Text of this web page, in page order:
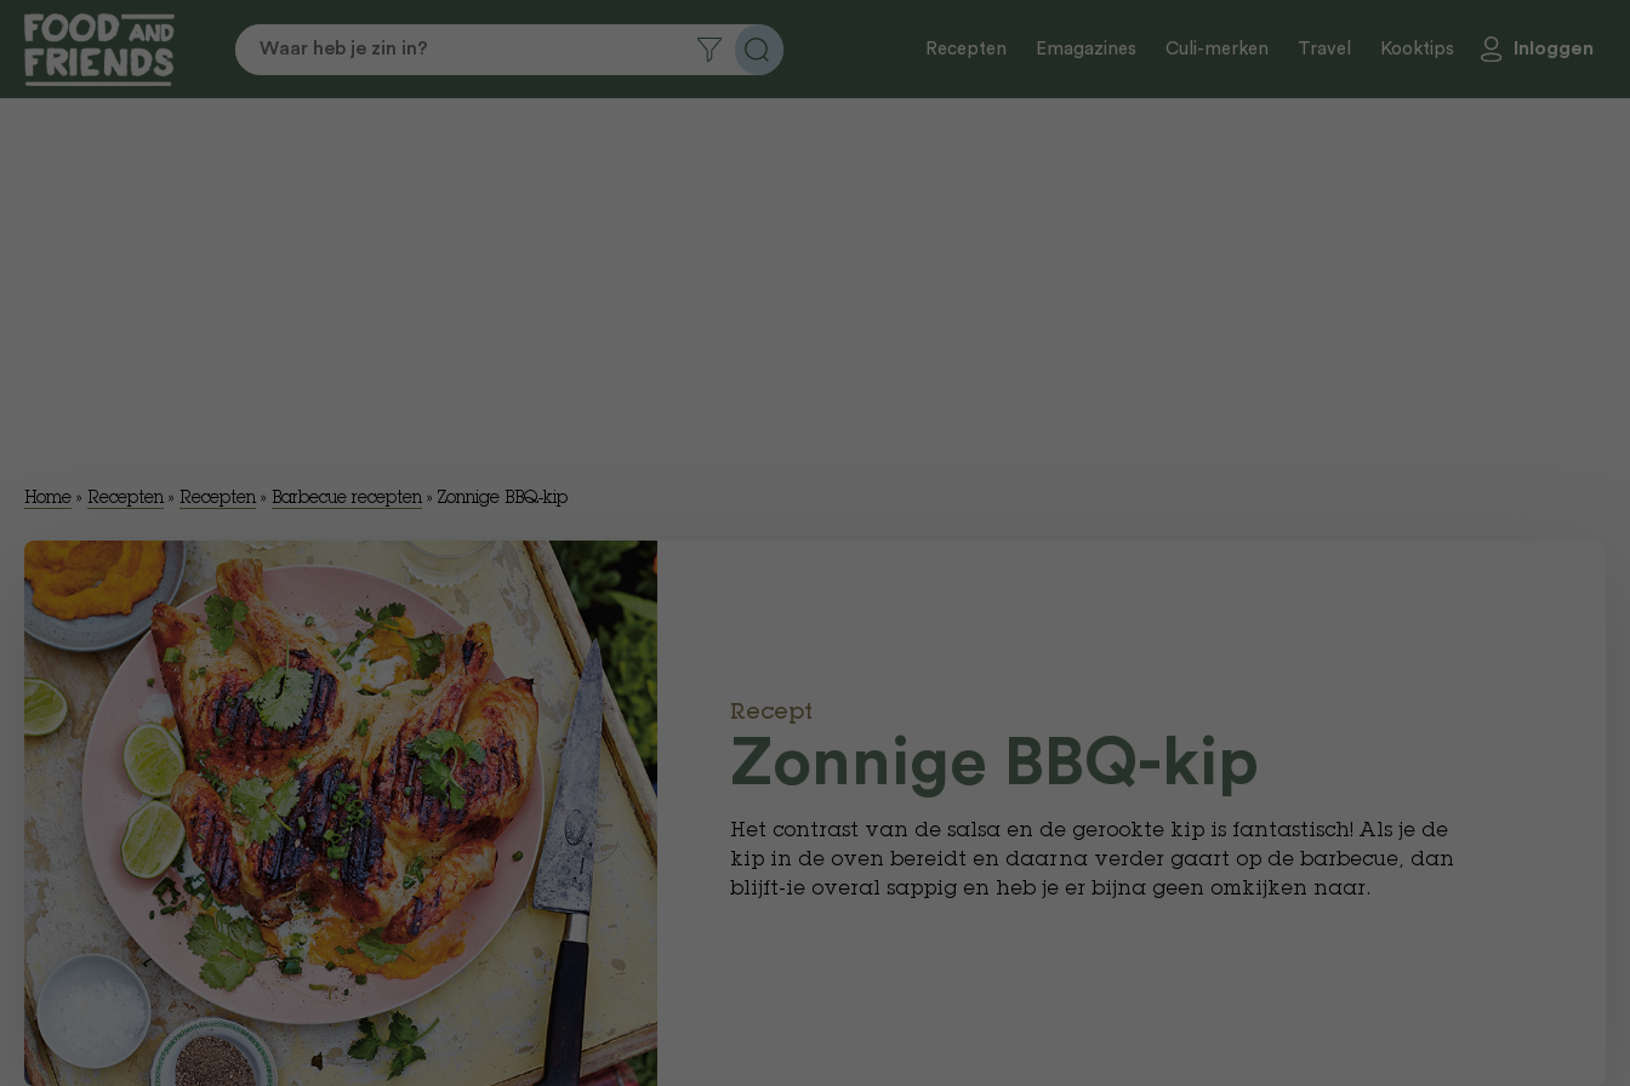
Recepten Emagazines Culi-merken Travel Kooktips Inloggen
Home » Recepten » Recepten » Barbecue recepten » Zonnige BBQ-kip
Recept
Zonnige BBQ-kip
Het contrast van de salsa en de gerookte kip is fantastisch! Als je de
kip in de oven bereidt en daarna verder gaart op de barbecue, dan
blijft-ie overal sappig en heb je er bijna geen omkijken naar.